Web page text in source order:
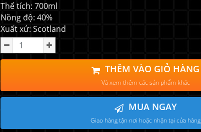
Thể tích: 700ml
Nồng độ: 40%
Xuất xứ: Scotland
THÊM VÀO GIỎ HÀNG
Và xem thêm các sản phẩm khác
MUA NGAY
Giao hàng tận nơi hoặc nhận tại cửa hàng